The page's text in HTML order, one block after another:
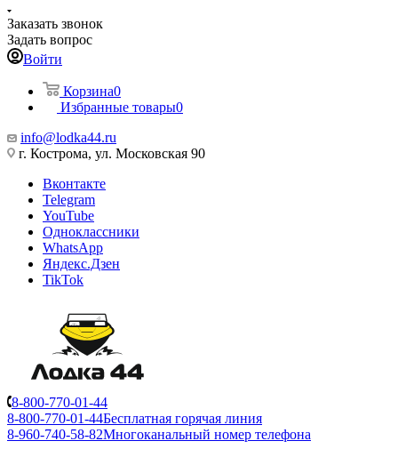
Заказать звонок
Задать вопрос
Войти
Корзина0
Избранные товары0
info@lodka44.ru
г. Кострома, ул. Московская 90
Вконтакте
Telegram
YouTube
Одноклассники
WhatsApp
Яндекс.Дзен
TikTok
8-800-770-01-44
8-800-770-01-44Бесплатная горячая линия
8-960-740-58-82Многоканальный номер телефона